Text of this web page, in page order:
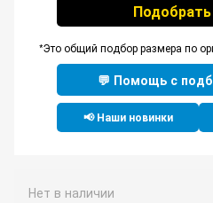
*Это общий подбор размера по
💬 Помощь с
📢 Наши новинки
Нет в наличии